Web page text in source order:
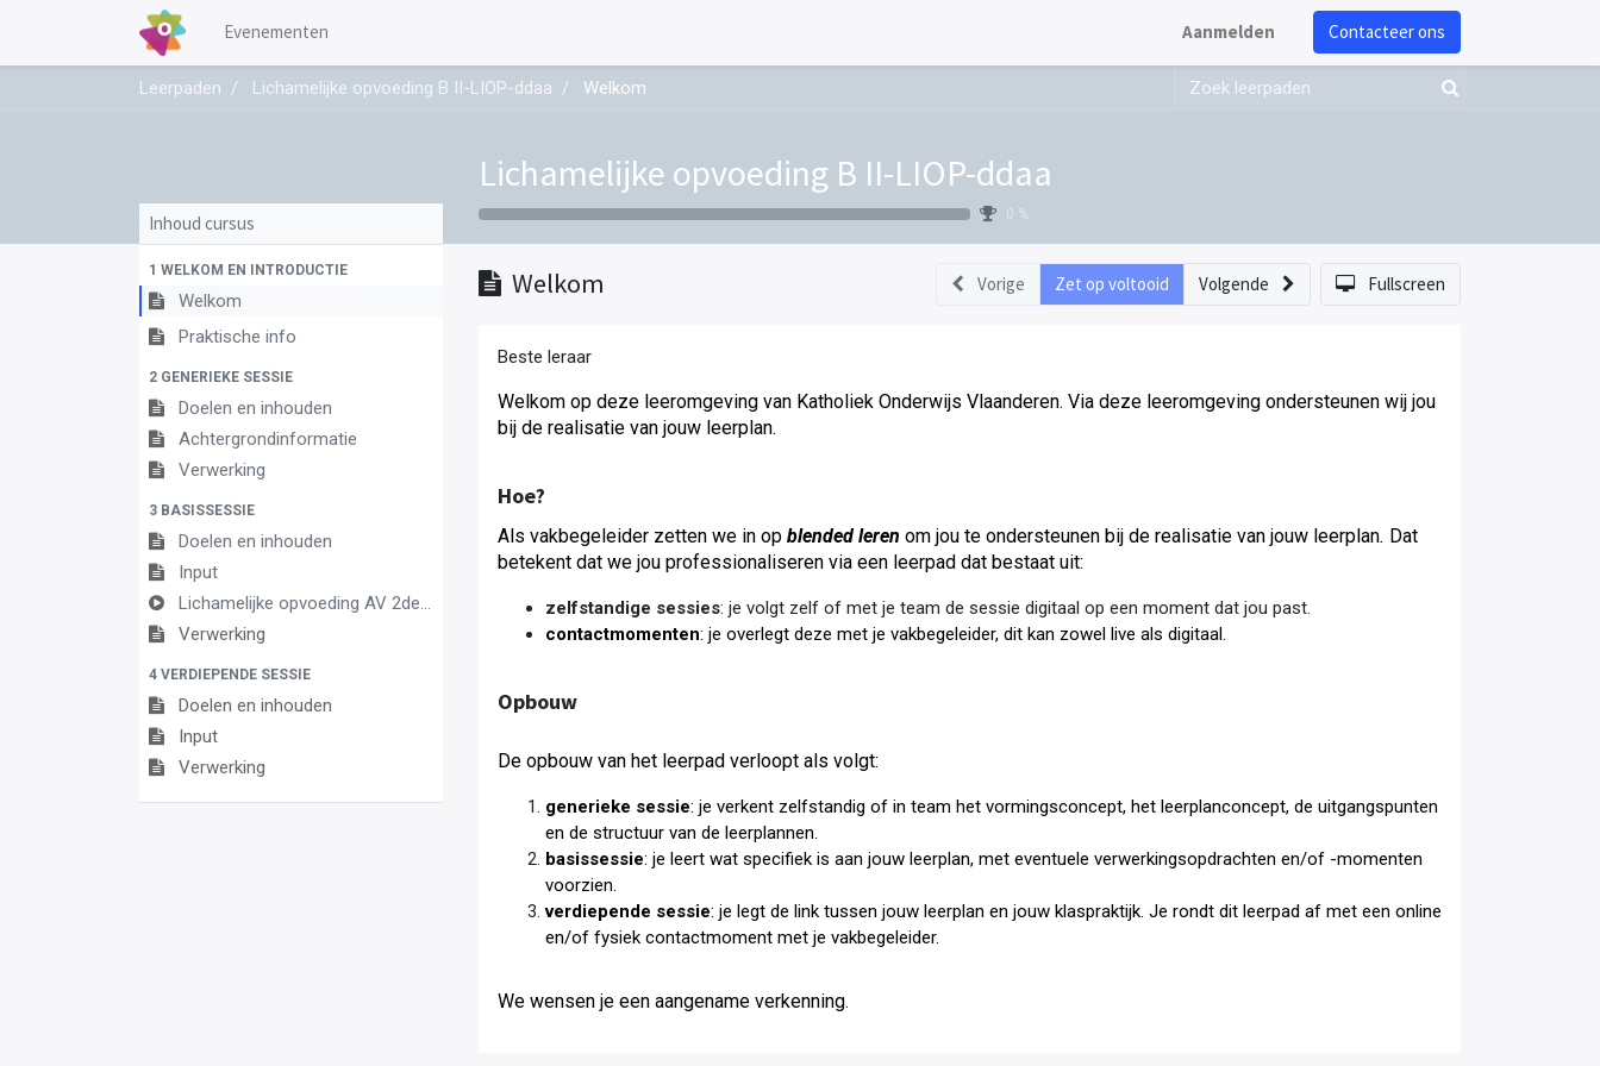
Evenementen Aanmelden Contacteer ons
Leerpaden Lichamelijke opvoeding B II-LIOP-ddaa Welkom
Lichamelijke opvoeding B II-LIOP-ddaa
0 %
Inhoud cursus
1 WELKOM EN INTRODUCTIE
Welkom
Praktische info
2 GENERIEKE SESSIE
Doelen en inhouden
Achtergrondinformatie
Verwerking
3 BASISSESSIE
Doelen en inhouden
Input
Lichamelijke opvoeding AV 2de graad
Verwerking
4 VERDIEPENDE SESSIE
Doelen en inhouden
Input
Verwerking
Welkom Vorige Zet op voltooid Volgende Fullscreen
Beste leraar
Welkom op deze leeromgeving van Katholiek Onderwijs Vlaanderen. Via deze leeromgeving ondersteunen wij jou
bij de realisatie van jouw leerplan.
Hoe?
Als vakbegeleider zetten we in op blended leren om jou te ondersteunen bij de realisatie van jouw leerplan. Dat
betekent dat we jou professionaliseren via een leerpad dat bestaat uit:
zelfstandige sessies: je volgt zelf of met je team de sessie digitaal op een moment dat jou past.
contactmomenten: je overlegt deze met je vakbegeleider, dit kan zowel live als digitaal.
Opbouw
De opbouw van het leerpad verloopt als volgt:
generieke sessie: je verkent zelfstandig of in team het vormingsconcept, het leerplanconcept, de uitgangspunten
en de structuur van de leerplannen.
basissessie: je leert wat specifiek is aan jouw leerplan, met eventuele verwerkingsopdrachten en/of -momenten
voorzien.
verdiepende sessie: je legt de link tussen jouw leerplan en jouw klaspraktijk. Je rondt dit leerpad af met een online
en/of fysiek contactmoment met je vakbegeleider.
We wensen je een aangename verkenning.